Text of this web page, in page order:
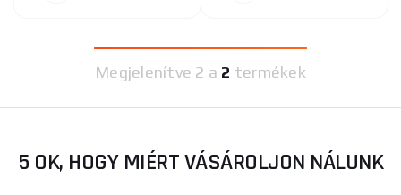
Megjelenítve 2 a 2 termékek
5 OK, HOGY MIÉRT VÁSÁROLJON NÁLUNK